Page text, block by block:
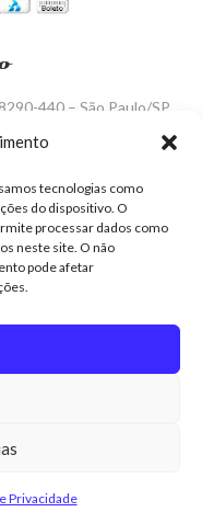
tecnologias como
do dispositivo. O
processar dados como
neste site. O não
pode afetar
Privacidade
440 – São Paulo/SP
3231
9010
Trocas e devoluções
Inteligência Digital .